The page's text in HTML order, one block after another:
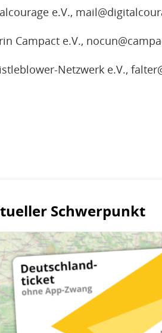
e.V.,
Campact e.V.,
Netzwerk e.V.,
Schwerpunkt